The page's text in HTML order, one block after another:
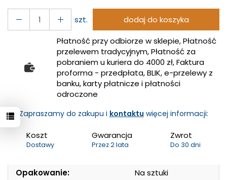
szt.
dodaj do koszyka
Płatność przy odbiorze w sklepie, Płatność
przelewem tradycyjnym, Płatność za
pobraniem u kuriera do 4000 zł, Faktura
proforma - przedpłata, BLIK, e-przelewy z
banku, karty płatnicze i płatności
odroczone
Zapraszamy do zakupu i kontaktu więcej informacji:
Koszt
Dostawy
Gwarancja
Przez 2 lata
Zwrot
Do 30 dni
Opakowanie:
Na sztuki